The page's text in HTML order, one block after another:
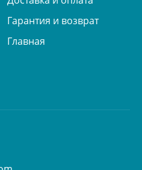
Гарантия и возврат
Главная